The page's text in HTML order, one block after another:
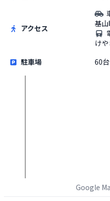
アクセス
基
け
駐車場
60
Google